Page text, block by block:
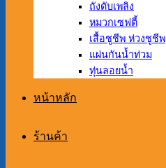
ถังดับเพลิง
หมวกเซฟตี้
เสื้อชูชีพ ห่วงชูชีพ
แผ่นกันน้ำท่วม
ทุ่นลอยน้ำ
หน้าหลัก
ร้านค้า